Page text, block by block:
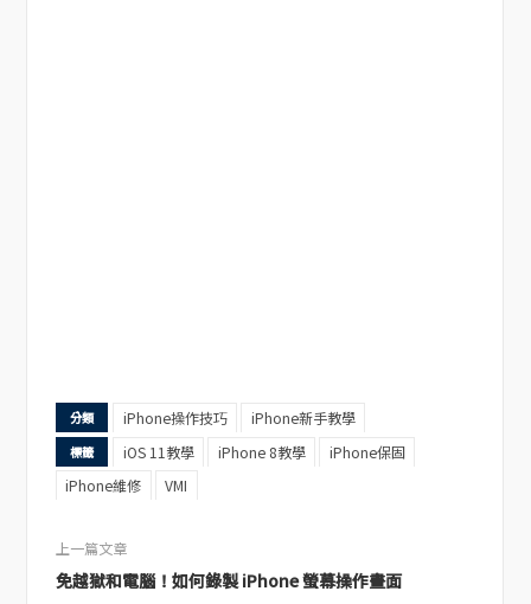
分類 iPhone操作技巧 iPhone新手教學
標籤 iOS 11教學 iPhone 8教學
iPhone保固
iPhone維修
VMI
上一篇文章
免越獄和電腦！如何錄製 iPhone 螢幕操作畫面